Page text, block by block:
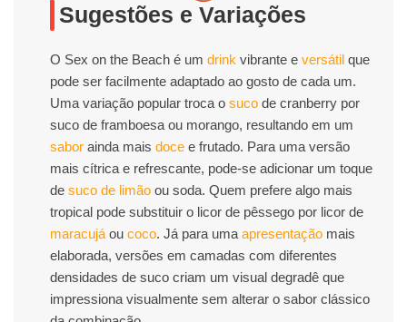
Sugestões e Variações
O Sex on the Beach é um drink vibrante e versátil que
pode ser facilmente adaptado ao gosto de cada um.
Uma variação popular troca o suco de cranberry por
suco de framboesa ou morango, resultando em um
sabor ainda mais doce e frutado. Para uma versão
mais cítrica e refrescante, pode-se adicionar um toque
de suco de limão ou soda. Quem prefere algo mais
tropical pode substituir o licor de pêssego por licor de
maracujá ou coco. Já para uma apresentação mais
elaborada, versões em camadas com diferentes
densidades de suco criam um visual degradê que
impressiona visualmente sem alterar o sabor clássico